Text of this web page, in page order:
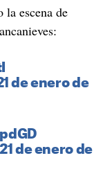
escena de
de enero de
21 de enero de